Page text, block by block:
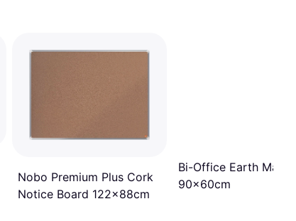
Nobo Premium Plus Cork
Notice Board 122x88cm
Bi-Office Earth Maya
90x60cm